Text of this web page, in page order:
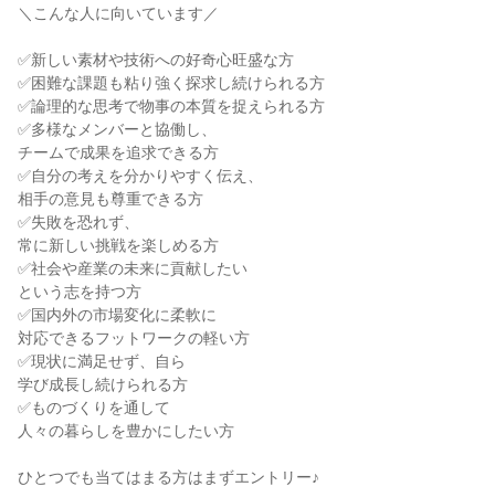
＼こんな人に向いています／
✅新しい素材や技術への好奇心旺盛な方
✅困難な課題も粘り強く探求し続けられる方
✅論理的な思考で物事の本質を捉えられる方
✅多様なメンバーと協働し、
チームで成果を追求できる方
✅自分の考えを分かりやすく伝え、
相手の意見も尊重できる方
✅失敗を恐れず、
常に新しい挑戦を楽しめる方
✅社会や産業の未来に貢献したい
という志を持つ方
✅国内外の市場変化に柔軟に
対応できるフットワークの軽い方
✅現状に満足せず、自ら
学び成長し続けられる方
✅ものづくりを通して
人々の暮らしを豊かにしたい方
ひとつでも当てはまる方はまずエントリー♪